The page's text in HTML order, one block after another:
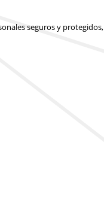
seguros y protegidos,